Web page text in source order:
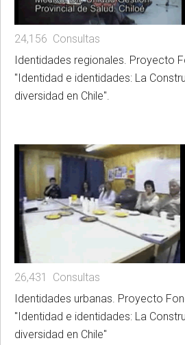
24,156 Consultas
Identidades regionales. Proyecto
"Identidad e identidades: La
diversidad en Chile".
26,431 Consultas
Identidades urbanas. Proyecto
"Identidad e identidades: La
diversidad en Chile"